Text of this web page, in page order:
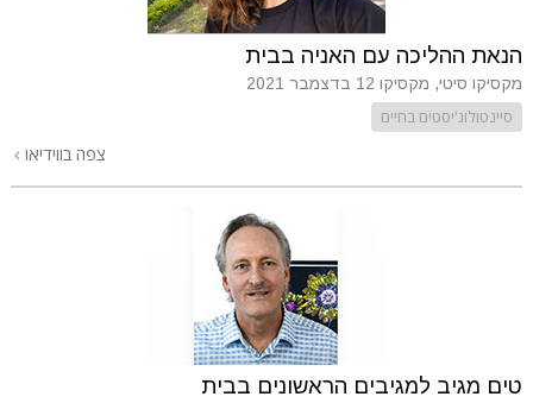
הנאת ההליכה עם האניה בבית
מקסיקו סיטי, מקסיקו 12 בדצמבר 2021
סיינטולוג'יסטים בחיים
צפה בווידיאו
טים מגיב למגיבים הראשונים בבית